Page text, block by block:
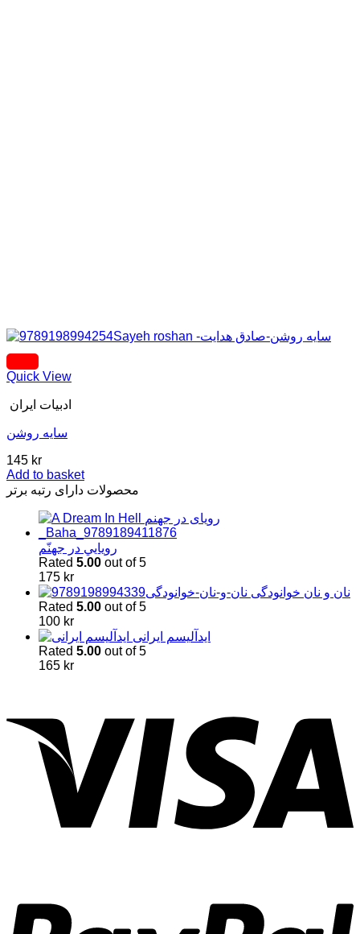
Quick View
ادبیات ایران
سایه روشن
145 kr
Add to basket
محصولات دارای رتبه برتر
رويايي در جهنّم
Rated 5.00 out of 5
175 kr
نان و نان خوانودگی
Rated 5.00 out of 5
100 kr
اید‌آلیسم ایرانی
Rated 5.00 out of 5
165 kr